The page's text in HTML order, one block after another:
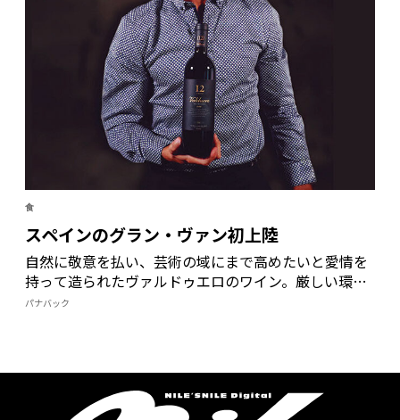
食
スペインのグラン・ヴァン初上陸
自然に敬意を払い、芸術の域にまで高めたいと愛情を
持って造られたヴァルドゥエロのワイン。厳しい環境
を受け止め、手間と時間を存分にかけた至極の味わい
パナバック